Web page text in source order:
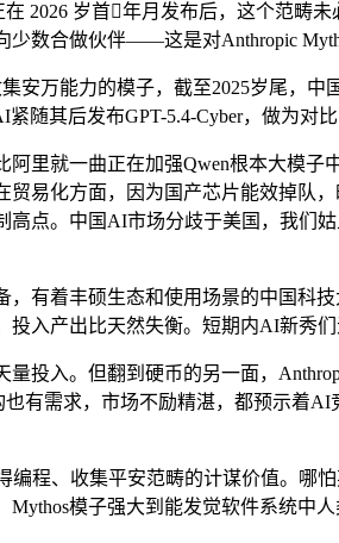
岁首年月发布后，这个范畴
数合做伙伴——这是对Anthropic
能力的模子，截至2025岁尾，中
随其后发布GPT-5.4-Cyber，做为对
就一曲正在加强Qwen根本大模子
易化方面，因为国产芯片能效掉队
点。中国AI市场分歧于美国，我们
着丰硕生态和使用场景的中国科技
入产出比天然失衡。短期内AI新秀
入。但翻到硬币的另一面，
有需求，市场不励精湛，都预示着
、收集平安范畴的计谋价值。哪怕
模子强大到能发觉软件系统中人